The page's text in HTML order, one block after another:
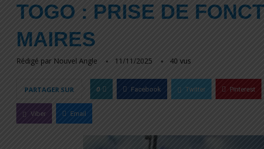
TOGO : PRISE DE
MAIRES
Rédigé par Nouvel Angle 11/11/2025 40 vus
PARTAGER SUR 0 Facebook Twitter Pinterest
Viber Email